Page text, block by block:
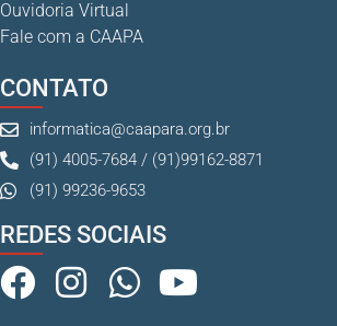
Ouvidoria Virtual
Fale com a CAAPA
CONTATO
informatica@caapara.org.br
(91) 4005-7684 / (91)99162-8871
(91) 99236-9653
REDES SOCIAIS